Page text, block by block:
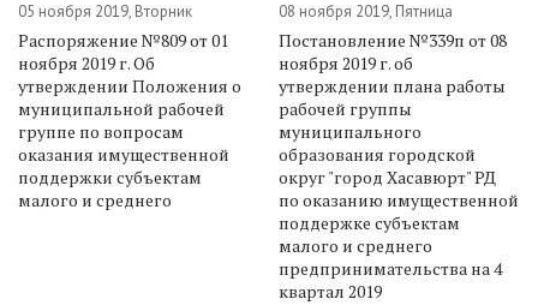
05 ноября 2019, Вторник
Распоряжение №809 от 01
ноября 2019 г. Об
утверждении Положения о
муниципальной рабочей
группе по вопросам
оказания имущественной
поддержки субъектам
малого и среднего
08 ноября 2019, Пятница
Постановление №339п от 08
ноября 2019 г. об
утверждении плана работы
рабочей группы
муниципального
образования городской
округ "город Хасавюрт" РД
по оказанию имущественной
поддержке субъектам
малого и среднего
предпринимательства на 4
квартал 2019